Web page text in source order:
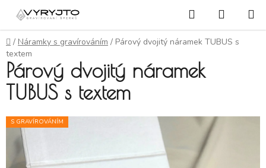
Přejít na obsah Hledat
Domů
/ Náramky s gravírováním / Párový dvojitý náramek TUBUS s
textem
Párový dvojitý náramek
TUBUS s textem
S GRAVÍROVÁNÍM